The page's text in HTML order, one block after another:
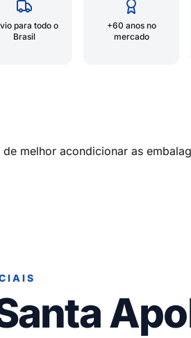
para todo o
Brasil
+60 anos no
mercado
melhor acondicionar as